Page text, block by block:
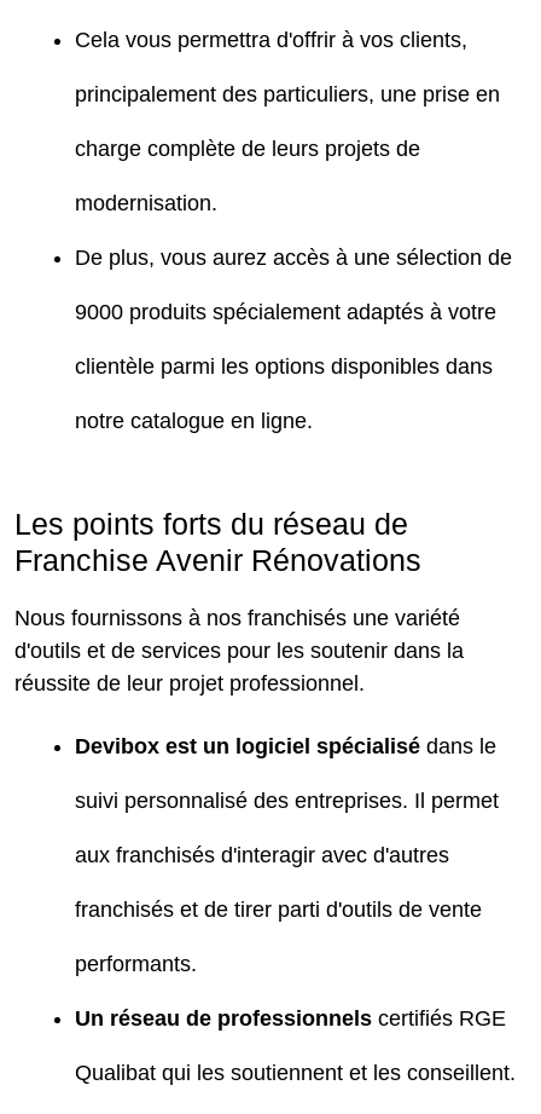
Cela vous permettra d'offrir à vos clients,
principalement des particuliers, une prise en
charge complète de leurs projets de
modernisation.
De plus, vous aurez accès à une sélection de
9000 produits spécialement adaptés à votre
clientèle parmi les options disponibles dans
notre catalogue en ligne.
Les points forts du réseau de
Franchise Avenir Rénovations
Nous fournissons à nos franchisés une variété
d'outils et de services pour les soutenir dans la
réussite de leur projet professionnel.
Devibox est un logiciel spécialisé dans le
suivi personnalisé des entreprises. Il permet
aux franchisés d'interagir avec d'autres
franchisés et de tirer parti d'outils de vente
performants.
Un réseau de professionnels certifiés RGE
Qualibat qui les soutiennent et les conseillent.